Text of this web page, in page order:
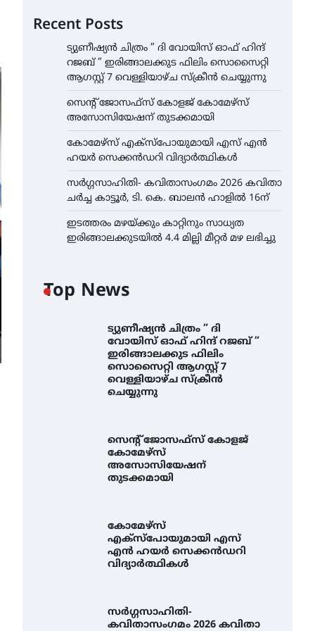
Recent Posts
ട്യുണീഷ്യൻ ചിത്രം ” ദി വോയിസ് ഓഫ് ഹിന്ദ്
റജബ് ” ഇരിങ്ങാലക്കുട ഫിലിം സൊസൈറ്റി
ആഗസ്റ്റ് 7 വെള്ളിയാഴ്ച സ്‌ക്രീൻ ചെയ്യുന്നു
സെന്റ് ജോസഫ്സ് കോളജ് കോമേഴ്‌സ്
അസോസിയേഷന് തുടക്കമായി
കോമേഴ്സ് എക്സ്പോയുമായി എസ് എൻ
ഹയർ സെക്കൻഡറി വിദ്യാർത്ഥികൾ
സർഗ്ഗസാഹിതി- കവിതാസംഗമം 2026 കവിതാ
ചർച്ച കാട്ടൂർ, ടി. കെ. ബാലൻ ഹാളിൽ 16ന്
ഇടത്തരം മഴയ്ക്കും കാറ്റിനും സാധ്യത
ഇരിങ്ങാലക്കുടയിൽ 4.4 മില്ലി മീറ്റർ മഴ ലഭിച്ചു
Top News
ട്യുണീഷ്യൻ ചിത്രം ” ദി
വോയിസ് ഓഫ് ഹിന്ദ് റജബ് ”
ഇരിങ്ങാലക്കുട ഫിലിം
സൊസൈറ്റി ആഗസ്റ്റ് 7
വെള്ളിയാഴ്ച സ്‌ക്രീൻ
ചെയ്യുന്നു
സെന്റ് ജോസഫ്സ് കോളജ്
കോമേഴ്‌സ്
അസോസിയേഷന്
തുടക്കമായി
കോമേഴ്സ്
എക്സ്പോയുമായി എസ്
എൻ ഹയർ സെക്കൻഡറി
വിദ്യാർത്ഥികൾ
സർഗ്ഗസാഹിതി-
കവിതാസംഗമം 2026 കവിതാ